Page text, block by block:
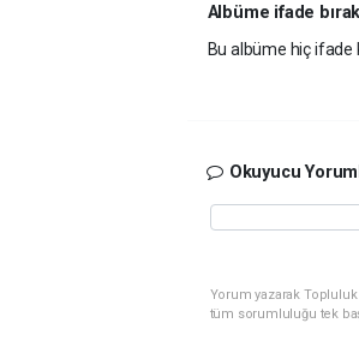
Albüme ifade
Bu albüme hiç ifade
Okuyucu
Yorum yazarak Topluluk
tüm sorumluluğu tek